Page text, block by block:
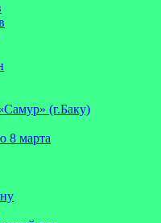
(г.Баку)
8 марта